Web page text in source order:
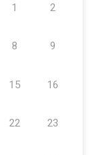
1 2
8 9
15 16
22 23